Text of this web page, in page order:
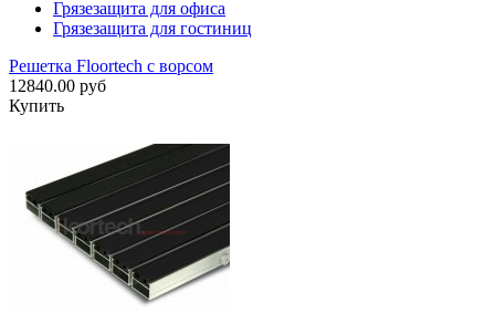
Грязезащита для офиса
Грязезащита для гостиниц
Решетка Floortech с ворсом
12840.00 руб
Купить